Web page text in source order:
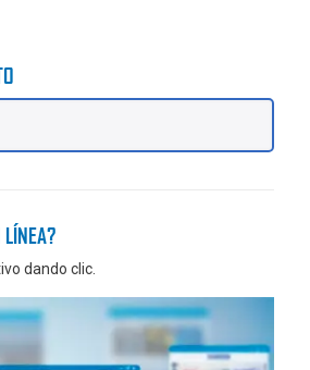
LÍNEA?
dando clic.